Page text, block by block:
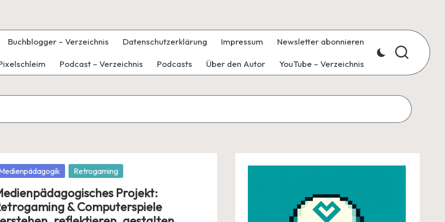
Buchblogger – Verzeichnis Datenschutzerklärung Impressum Newsletter abonnieren
Podcast – Verzeichnis Podcasts Über den Autor YouTube – Verzeichnis
Retrogaming
Projekt:
& Computerspiele